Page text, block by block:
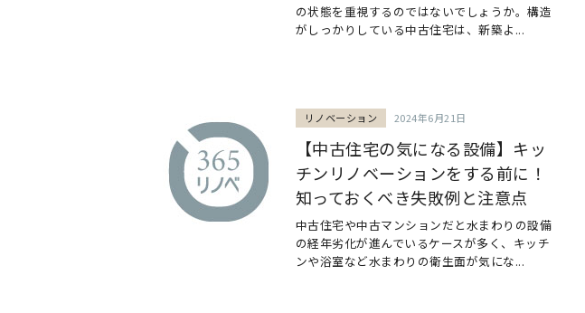
の状態を重視するのではないでしょうか。構造
がしっかりしている中古住宅は、新築よ...
リノベーション 2024年6月21日
【中古住宅の気になる設備】キッ
チンリノベーションをする前に！
知っておくべき失敗例と注意点
中古住宅や中古マンションだと水まわりの設備
の経年劣化が進んでいるケースが多く、キッチ
ンや浴室など水まわりの衛生面が気にな...